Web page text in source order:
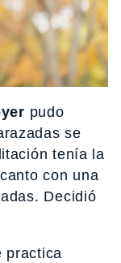
pudo
se
tenía la
con una
Decidió
practica